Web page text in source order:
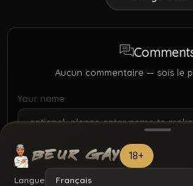
18+
Langue
Aucun commentaire — sois le
Your name